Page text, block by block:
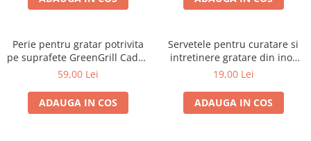
Perie pentru gratar potrivita
pe suprafete GreenGrill Cadac
fabricata din Palmyra 98302V
59,00 Lei
ADAUGA IN COS
Servetele pentru curatare si
intretinere gratare din inox
Grandhall A06612024T set de
19,00 Lei
ADAUGA IN COS